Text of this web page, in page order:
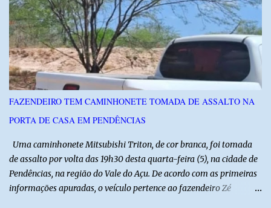
impossível viajar e subir ao palco. O comediante contou que
precisou ser levado a um hospital depois de perder a capacidade
de andar normalmente. “Eu não estou conseguindo nem me
levantar direito da cama. É um processo muito dolorido”, relatou o
humorista. Durante o atendimento médico, o humorista foi
diagnosticado com “bico de papagaio” na região da coluna. De
afirmou ainda que está passando por um tratamento intenso, com
FAZENDEIRO TEM CAMINHONETE TOMADA DE ASSALTO NA
PORTA DE CASA EM PENDÊNCIAS
Uma caminhonete Mitsubishi Triton, de cor branca, foi tomada
de assalto por volta das 19h30 desta quarta-feira (5), na cidade de
Pendências, na região do Vale do Açu. De acordo com as primeiras
informações apuradas, o veículo pertence ao fazendeiro Zé